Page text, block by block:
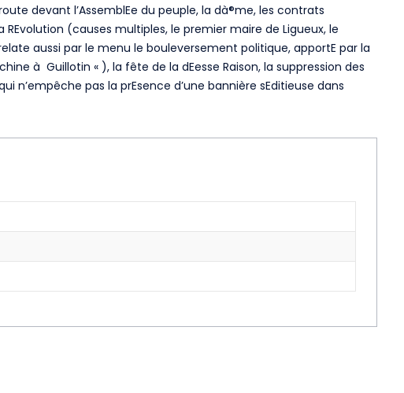
devant l’AssemblEe du peuple, la dà®me, les contrats
(causes multiples, le premier maire de Ligueux, le
aussi par le menu le bouleversement politique, apportE par la
à Guillotin « ), la fête de la dEesse Raison, la suppression des
n’empêche pas la prEsence d’une bannière sEditieuse dans